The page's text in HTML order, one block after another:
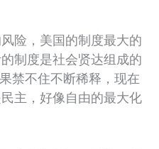
险，美国的制度最大的
制度是社会贤达组成的
禁不住不断稀释，现在
主，好像自由的最大化